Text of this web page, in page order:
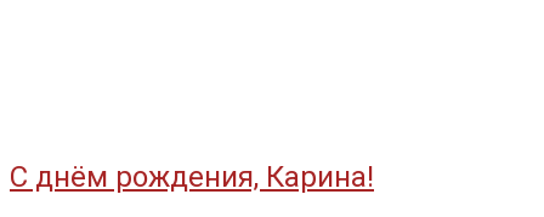
С днём рождения, Карина!